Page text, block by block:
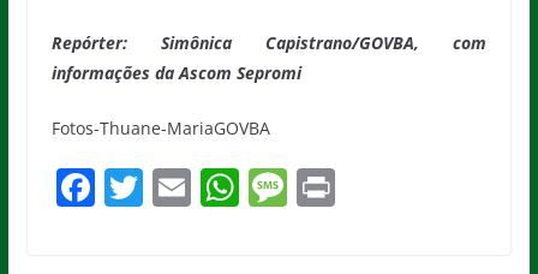
Repórter: Simônica Capistrano/GOVBA, com
informações da Ascom Sepromi
Fotos-Thuane-MariaGOVBA
F T E W M Pr